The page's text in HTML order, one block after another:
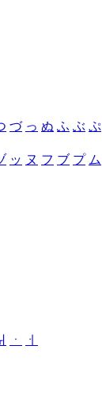
づ っ ぬ ふ ぶ ぷ
ッ ヌ フ ブ プ ム
ㆍ
ㆎ